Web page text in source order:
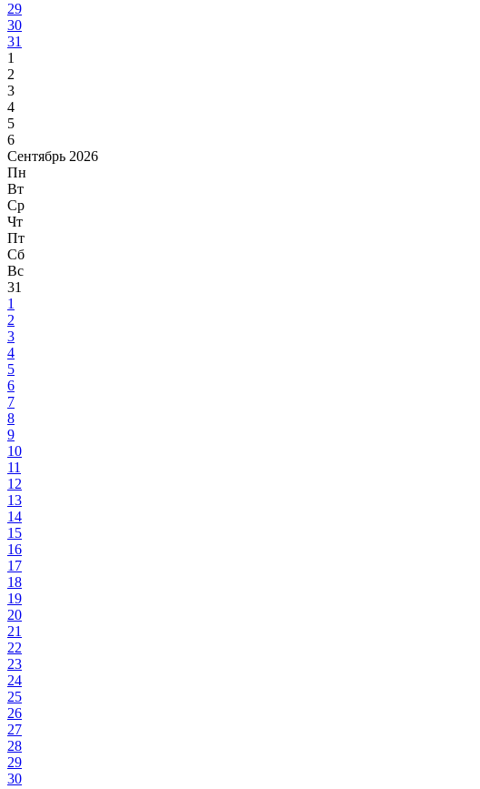
29
30
31
1
2
3
4
5
6
Сентябрь 2026
Пн
Вт
Ср
Чт
Пт
Сб
Вс
31
1
2
3
4
5
6
7
8
9
10
11
12
13
14
15
16
17
18
19
20
21
22
23
24
25
26
27
28
29
30